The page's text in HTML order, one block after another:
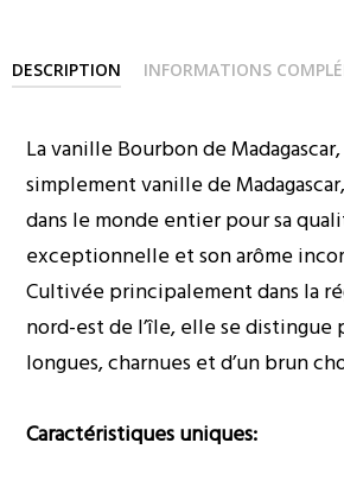
DESCRIPTION INFORMATIONS
La vanille Bourbon de
simplement vanille de
dans le monde entier pour sa
exceptionnelle et son arôme
Cultivée principalement dans la
nord-est de l’île, elle se distingue
longues, charnues et d’un brun
Caractéristiques uniques: